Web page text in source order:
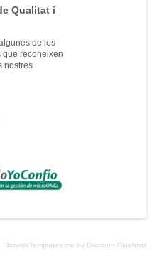
JoomlaTemplates.me by Discount Bluehost
Qualitat i
de les
que reconeixen
nostres